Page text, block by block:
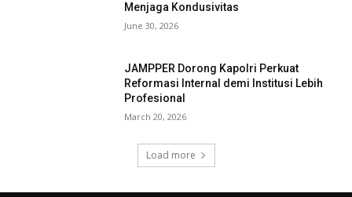
Menjaga Kondusivitas
June 30, 2026
JAMPPER Dorong Kapolri Perkuat
Reformasi Internal demi Institusi Lebih
Profesional
March 20, 2026
Load more